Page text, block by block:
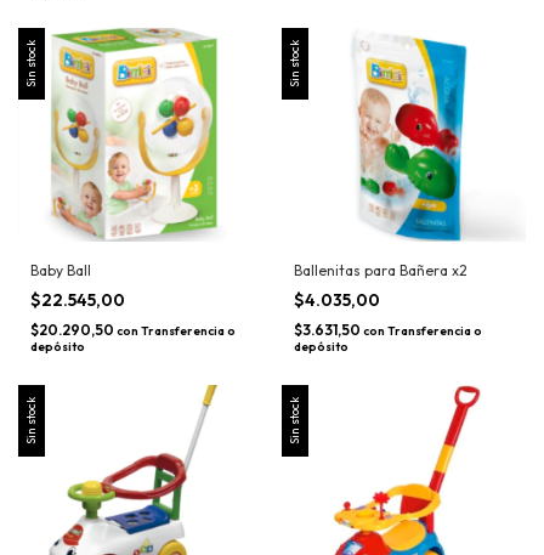
Sin stock
Baby Ball
$22.545,00
$20.290,50 con Transferencia o
depósito
Sin stock
Ballenitas para Bañera x2
$4.035,00
$3.631,50 con Transferencia o
depósito
Sin stock Sin stock